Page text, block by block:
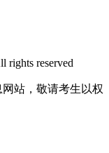
rights reserved
站，敬请考生以权